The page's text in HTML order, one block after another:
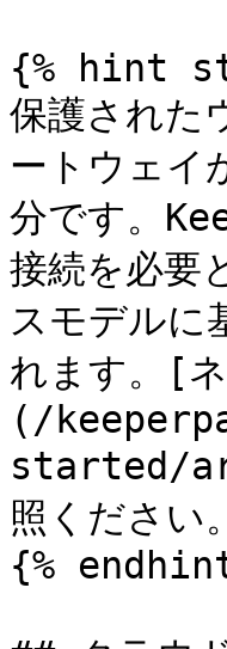
{% hint
保護された
ートウェイ
分です。
接続を必要
スモデルに
れます。[
(/
started/
照ください。
{%